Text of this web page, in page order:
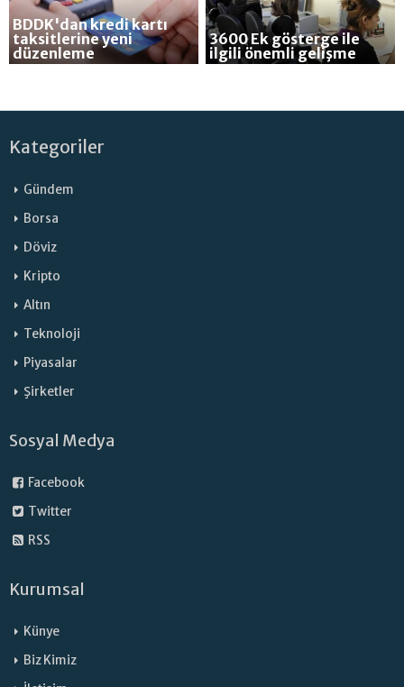
BDDK'dan kredi kartı
taksitlerine yeni
düzenleme
3600 Ek gösterge ile
ilgili önemli gelişme
Kategoriler
Gündem
Borsa
Döviz
Kripto
Altın
Teknoloji
Piyasalar
Şirketler
Sosyal Medya
Facebook
Twitter
RSS
Kurumsal
Künye
Biz Kimiz